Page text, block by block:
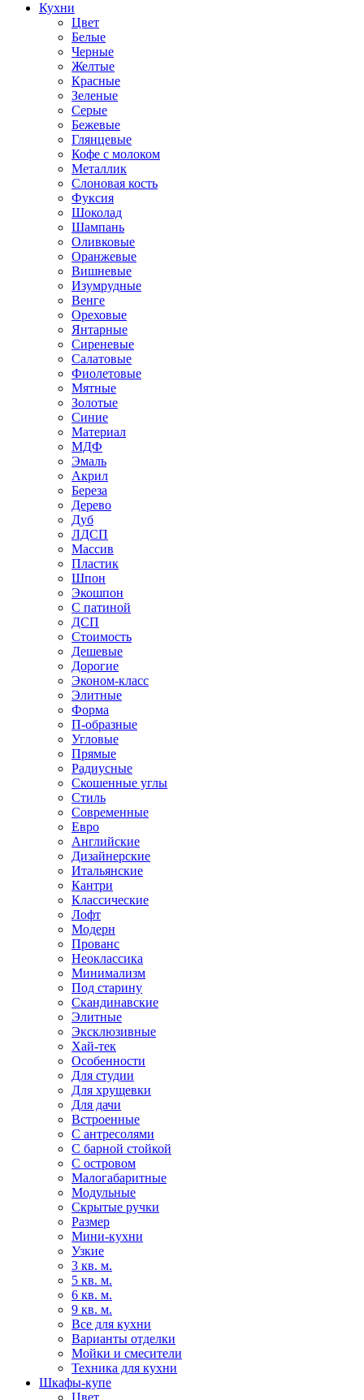
Кухни
Цвет
Белые
Черные
Желтые
Красные
Зеленые
Серые
Бежевые
Глянцевые
Кофе с молоком
Металлик
Слоновая кость
Фуксия
Шоколад
Шампань
Оливковые
Оранжевые
Вишневые
Изумрудные
Венге
Ореховые
Янтарные
Сиреневые
Салатовые
Фиолетовые
Мятные
Золотые
Синие
Материал
МДФ
Эмаль
Акрил
Береза
Дерево
Дуб
ЛДСП
Массив
Пластик
Шпон
Экошпон
С патиной
ДСП
Стоимость
Дешевые
Дорогие
Эконом-класс
Элитные
Форма
П-образные
Угловые
Прямые
Радиусные
Скошенные углы
Стиль
Современные
Евро
Английские
Дизайнерские
Итальянские
Кантри
Классические
Лофт
Модерн
Прованс
Неоклассика
Минимализм
Под старину
Скандинавские
Элитные
Эксклюзивные
Хай-тек
Особенности
Для студии
Для хрущевки
Для дачи
Встроенные
С антресолями
С барной стойкой
С островом
Малогабаритные
Модульные
Скрытые ручки
Размер
Мини-кухни
Узкие
3 кв. м.
5 кв. м.
6 кв. м.
9 кв. м.
Все для кухни
Варианты отделки
Мойки и смесители
Техника для кухни
Шкафы-купе
Цвет